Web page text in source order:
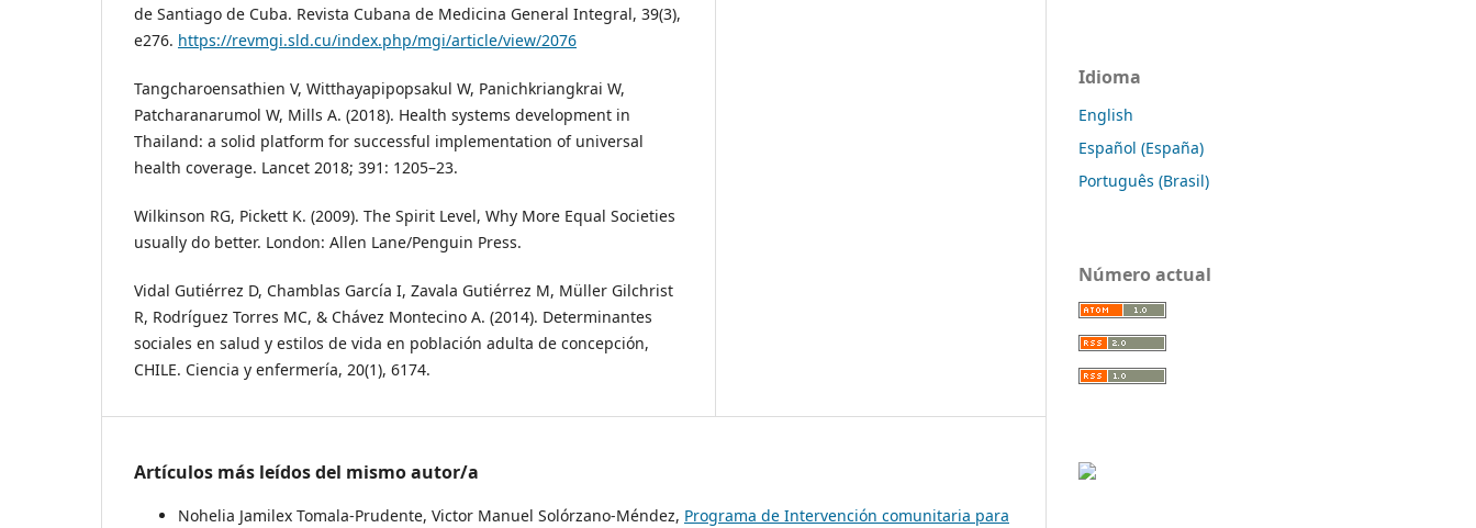
de Santiago de Cuba. Revista Cubana de Medicina General Integral, 39(3),
e276. https://revmgi.sld.cu/index.php/mgi/article/view/2076
Tangcharoensathien V, Witthayapipopsakul W, Panichkriangkrai W,
Patcharanarumol W, Mills A. (2018). Health systems development in
Thailand: a solid platform for successful implementation of universal
health coverage. Lancet 2018; 391: 1205–23.
Wilkinson RG, Pickett K. (2009). The Spirit Level, Why More Equal Societies
usually do better. London: Allen Lane/Penguin Press.
Vidal Gutiérrez D, Chamblas García I, Zavala Gutiérrez M, Müller Gilchrist
R, Rodríguez Torres MC, & Chávez Montecino A. (2014). Determinantes
sociales en salud y estilos de vida en población adulta de concepción,
CHILE. Ciencia y enfermería, 20(1), 6174.
Artículos más leídos del mismo autor/a
Nohelia Jamilex Tomala-Prudente, Victor Manuel Solórzano-Méndez, Programa de Intervención comunitaria para
Idioma
English
Español (España)
Português (Brasil)
Número actual